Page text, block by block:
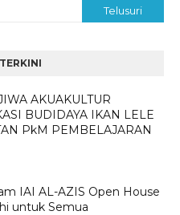
AKUAKULTUR
BUDIDAYA IKAN LELE
PkM PEMBELAJARAN
IAI AL-AZIS Open House
untuk Semua